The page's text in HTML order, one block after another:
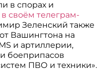
в спорах и
в своём телеграм-
Зеленский также
Вашингтона на
и артиллерии,
боеприпасов
ПВО и техники».